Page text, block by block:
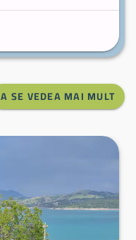
A SE VEDEA MAI MULT